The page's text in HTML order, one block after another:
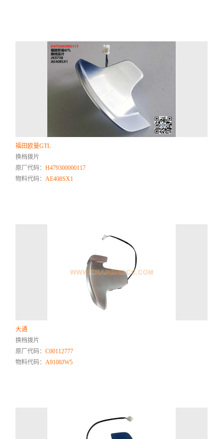
福田欧曼GTL
换档拨片
原厂代码：H479300000117
物料代码：AE408SX1
大通
换档拨片
原厂代码：C00112777
物料代码：A9108JW5